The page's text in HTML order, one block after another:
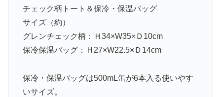
チェック柄トート＆保冷・保温バッグ
サイズ（約）
グレンチェック柄：Ｈ34×W35×Ｄ10cm
保冷保温バッグ：Ｈ27×W22.5×Ｄ14cm
保冷・保温バッグは500mL缶が6本入る使いやす
いサイズ。